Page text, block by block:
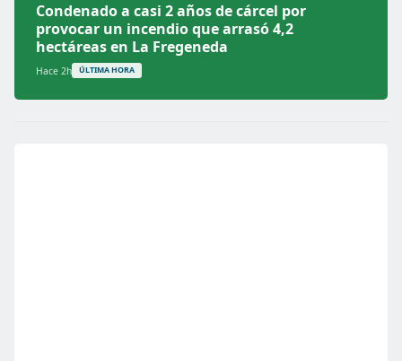
Condenado a casi 2 años de cárcel por
provocar un incendio que arrasó 4,2
hectáreas en La Fregeneda
Hace 2h ÚLTIMA HORA